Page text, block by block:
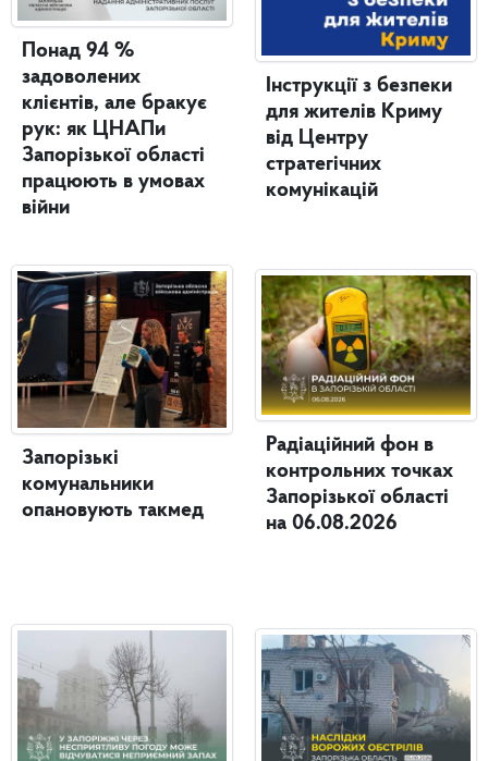
Понад 94 %
задоволених
клієнтів, але бракує
рук: як ЦНАПи
Запорізької області
працюють в умовах
війни
Запорізькі
комунальники
опановують такмед
Інструкції з безпеки
для жителів Криму
від Центру
стратегічних
комунікацій
Радіаційний фон в
контрольних точках
Запорізької області
на 06.08.2026